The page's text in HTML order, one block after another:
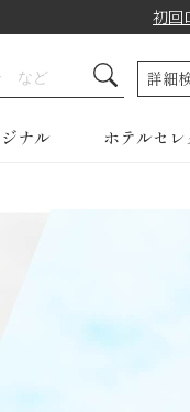
初回
詳細
ナル ホテルセ